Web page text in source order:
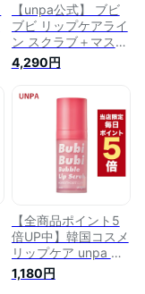
【unpa公式】 ブビ
ブビ リップケアライ
ン スクラブ＋マスク
＋バーム 3点セット
/ リップケア 唇ケア
リップバーム リップ
マスク 唇 マイルド
ピーリング 3分 ひび
割れ 乾燥 荒れ 角質
ケア カサカサ うる
おいケア 保つ ツヤ
出し 保湿 国内正規
4,290円
【全商品ポイント5
倍UP中】韓国コスメ
リップケア unpa オ
ンパ ブビブビ リッ
プ Bubi Bubi Lip
1,180円